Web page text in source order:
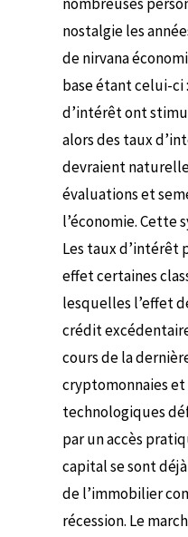
nostalgie les
de nirvana
base étant celui-ci
d’intérêt ont
alors des taux
devraient
évaluations et
l’économie. Cette
Les taux d’intérêt
effet certaines
lesquelles l’effet
crédit
cours de la
cryptomonnaies
technologiques
par un accès
capital se sont
de l’immobilier
récession. Le